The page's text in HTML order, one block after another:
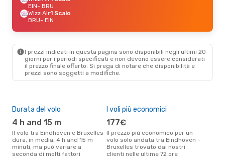
EIN- BRU
Wizz Air1 Scalo
BRU- EIN
I prezzi indicati in questa pagina sono disponibili negli ultimi 20
giorni per i periodi specificati e non devono essere considerati
il ​​prezzo finale offerto. Si prega di notare che disponibilità e
prezzi sono soggetti a modifiche.
Durata del volo
4 h and 15 m
Il volo tra Eindhoven e Bruxelles
dura, in media, 4 h and 15 m
minuti, ma può variare a
seconda di molti fattori
I voli più economici
177€
Il prezzo più economico per un
volo solo andata tra Eindhoven -
Bruxelles trovato dai nostri
clienti nelle ultime 72 ore